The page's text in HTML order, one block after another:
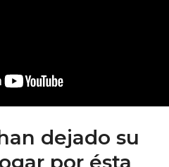
dejado su
por ésta